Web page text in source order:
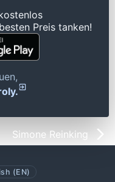
Preis tanken!
Simone Reinking
(EN)